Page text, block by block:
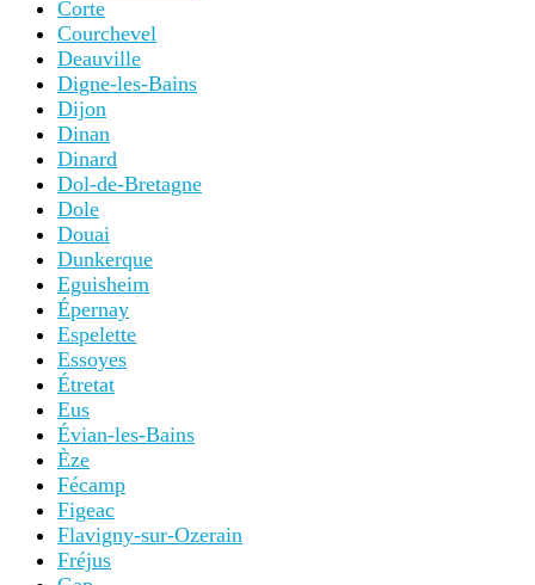
Corte
Courchevel
Deauville
Digne-les-Bains
Dijon
Dinan
Dinard
Dol-de-Bretagne
Dole
Douai
Dunkerque
Eguisheim
Épernay
Espelette
Essoyes
Étretat
Eus
Évian-les-Bains
Èze
Fécamp
Figeac
Flavigny-sur-Ozerain
Fréjus